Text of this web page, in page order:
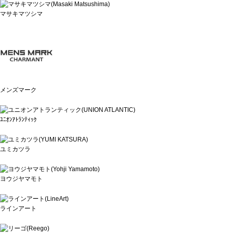
マサキマツシマ
メンズマーク
ﾕﾆｵﾝｱﾄﾗﾝﾃｨｯｸ
ユミカツラ
ヨウジヤマモト
ラインアート